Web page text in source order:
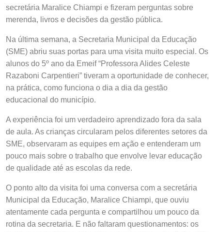
secretária Maralice Chiampi e fizeram perguntas sobre
merenda, livros e decisões da gestão pública.
Na última semana, a Secretaria Municipal da Educação
(SME) abriu suas portas para uma visita muito especial. Os
alunos do 5º ano da Emeif “Professora Alides Celeste
Razaboni Carpentieri” tiveram a oportunidade de conhecer,
na prática, como funciona o dia a dia da gestão
educacional do município.
A experiência foi um verdadeiro aprendizado fora da sala
de aula. As crianças circularam pelos diferentes setores da
SME, observaram as equipes em ação e entenderam um
pouco mais sobre o trabalho que envolve levar educação
de qualidade até as escolas da rede.
O ponto alto da visita foi uma conversa com a secretária
Municipal da Educação, Maralice Chiampi, que ouviu
atentamente cada pergunta e compartilhou um pouco da
rotina da secretaria. E não faltaram questionamentos: os